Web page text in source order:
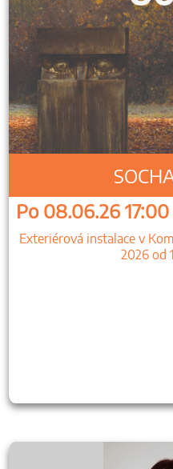
Po 08.06.26
Exteriérová instalace v
2026 od